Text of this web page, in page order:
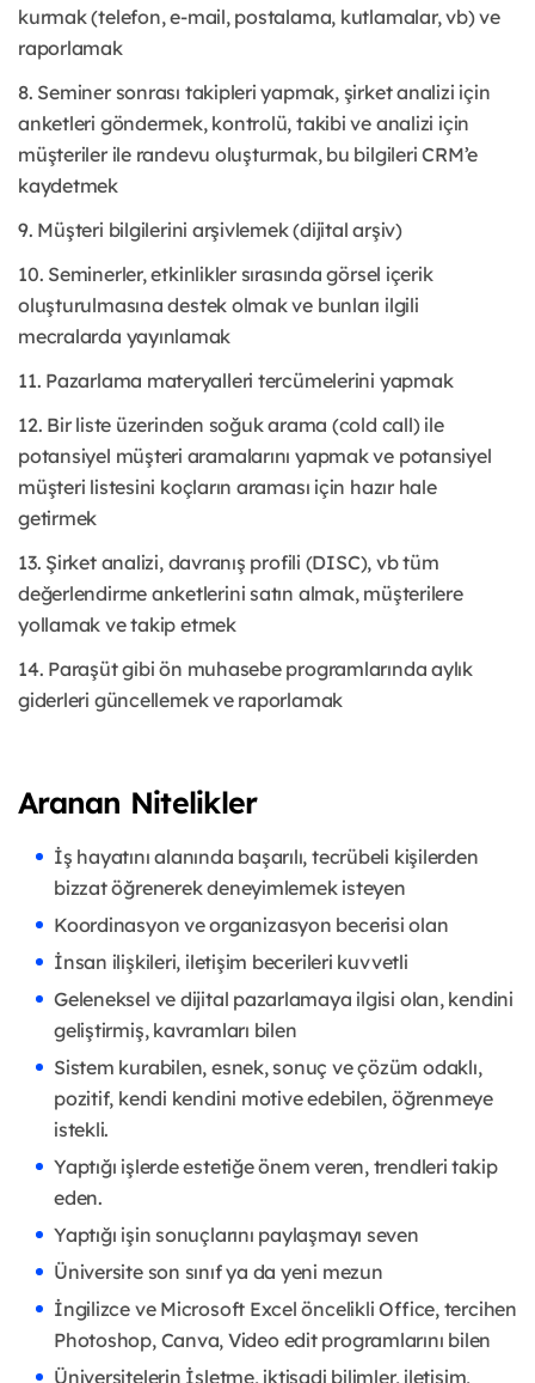
kurmak (telefon, e-mail, postalama, kutlamalar, vb) ve
raporlamak
8. Seminer sonrası takipleri yapmak, şirket analizi için
anketleri göndermek, kontrolü, takibi ve analizi için
müşteriler ile randevu oluşturmak, bu bilgileri CRM’e
kaydetmek
9. Müşteri bilgilerini arşivlemek (dijital arşiv)
10. Seminerler, etkinlikler sırasında görsel içerik
oluşturulmasına destek olmak ve bunları ilgili
mecralarda yayınlamak
11. Pazarlama materyalleri tercümelerini yapmak
12. Bir liste üzerinden soğuk arama (cold call) ile
potansiyel müşteri aramalarını yapmak ve potansiyel
müşteri listesini koçların araması için hazır hale
getirmek
13. Şirket analizi, davranış profili (DISC), vb tüm
değerlendirme anketlerini satın almak, müşterilere
yollamak ve takip etmek
14. Paraşüt gibi ön muhasebe programlarında aylık
giderleri güncellemek ve raporlamak
Aranan Nitelikler
İş hayatını alanında başarılı, tecrübeli kişilerden
bizzat öğrenerek deneyimlemek isteyen
Koordinasyon ve organizasyon becerisi olan
İnsan ilişkileri, iletişim becerileri kuvvetli
Geleneksel ve dijital pazarlamaya ilgisi olan, kendini
geliştirmiş, kavramları bilen
Sistem kurabilen, esnek, sonuç ve çözüm odaklı,
pozitif, kendi kendini motive edebilen, öğrenmeye
istekli.
Yaptığı işlerde estetiğe önem veren, trendleri takip
eden.
Yaptığı işin sonuçlarını paylaşmayı seven
Üniversite son sınıf ya da yeni mezun
İngilizce ve Microsoft Excel öncelikli Office, tercihen
Photoshop, Canva, Video edit programlarını bilen
Üniversitelerin İşletme, iktisadi bilimler, iletişim,